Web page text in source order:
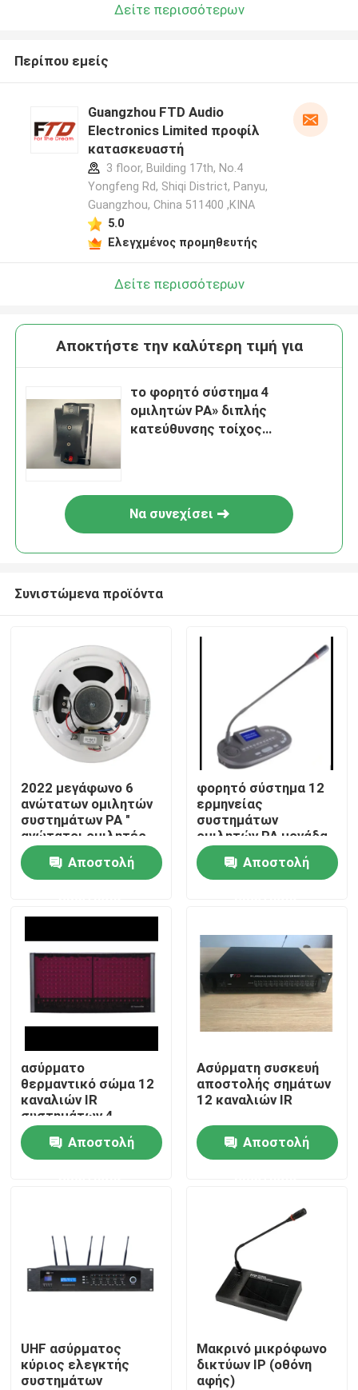
Προϊόντα
Βίντεο
Περίπου εμείς
Γύρος εργοστασίων
Ειδήσεις
Ενισχυτής συστημάτων PA
Δείτε περισσότερων
Περίπου εμείς
Guangzhou FTD Audio
Electronics Limited προφίλ
κατασκευαστή
3 floor, Building 17th, No.4
Yongfeng Rd, Shiqi District, Panyu,
Guangzhou, China 511400 ,ΚΙΝΑ
5.0
Ελεγχμένος προμηθευτής
Δείτε περισσότερων
Αποκτήστε την καλύτερη τιμή για
το φορητό σύστημα 4
ομιλητών PA» διπλής
κατεύθυνσης τοίχος
Να συνεχίσει
Συνιστώμενα προϊόντα
2022 μεγάφωνο 6
ανώτατων ομιλητών
συστημάτων PA "
ανώτατοι ομιλητές
1.5W-3W-6W
Αποστολή
φορητό σύστημα 12
ερμηνείας
συστημάτων
ομιλητών PA μονάδα
διερμηνέων καναλιών
Αποστολή
ασύρματο
θερμαντικό σώμα 12
καναλιών IR
συστημάτων 4
ομιλητών PA
Αποστολή
Ασύρματη συσκευή
αποστολής σημάτων
12 καναλιών IR
Αποστολή
UHF ασύρματος
κύριος ελεγκτής
συστημάτων
Μακρινό μικρόφωνο
δικτύων IP (οθόνη
αφής)